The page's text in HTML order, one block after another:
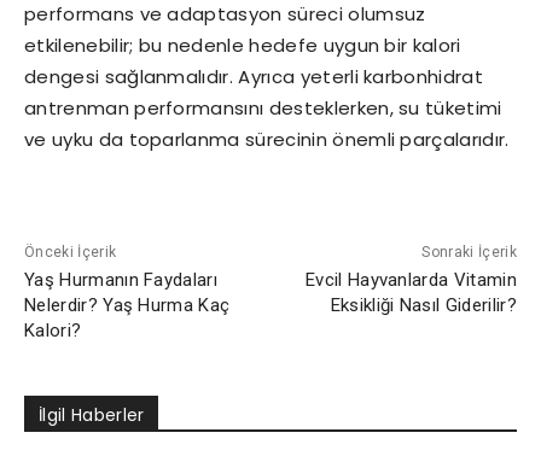
performans ve adaptasyon süreci olumsuz
etkilenebilir; bu nedenle hedefe uygun bir kalori
dengesi sağlanmalıdır. Ayrıca yeterli karbonhidrat
antrenman performansını desteklerken, su tüketimi
ve uyku da toparlanma sürecinin önemli parçalarıdır.
Önceki İçerik
Yaş Hurmanın Faydaları
Nelerdir? Yaş Hurma Kaç
Kalori?
Sonraki İçerik
Evcil Hayvanlarda Vitamin
Eksikliği Nasıl Giderilir?
İlgil Haberler